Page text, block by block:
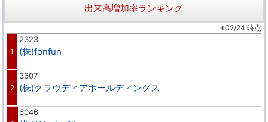
出来高増加率ランキング
※02/24 時点
1
2323
(株)fonfun
2
3607
(株)クラウディアホールディングス
6046